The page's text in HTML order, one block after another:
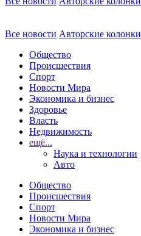
Все новости Авторские колонки
Общество
Происшествия
Спорт
Новости Мира
Экономика и бизнес
Здоровье
Власть
Недвижимость
ещё...
Наука и технологии
Авто
Общество
Происшествия
Спорт
Новости Мира
Экономика и бизнес